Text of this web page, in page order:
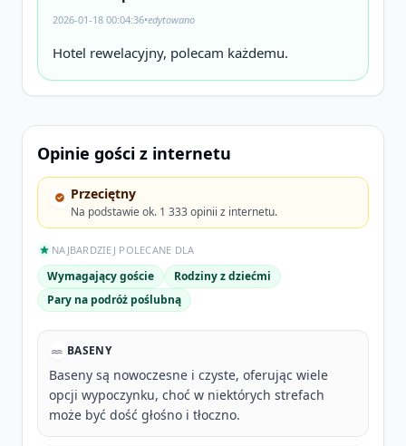
2026-01-18 00:04:36•edytowano
Hotel rewelacyjny, polecam każdemu.
Opinie gości z internetu
Przeciętny
Na podstawie ok. 1 333 opinii z internetu.
NAJBARDZIEJ POLECANE DLA
Wymagający goście
Rodziny z dziećmi
Pary na podróż poślubną
BASENY
Baseny są nowoczesne i czyste, oferując wiele
opcji wypoczynku, choć w niektórych strefach
może być dość głośno i tłoczno.